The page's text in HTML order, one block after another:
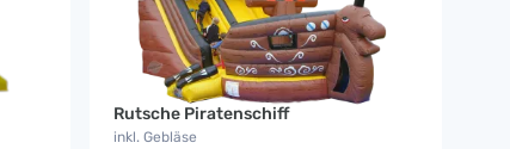
Rutsche Piratenschiff
inkl. Gebläse